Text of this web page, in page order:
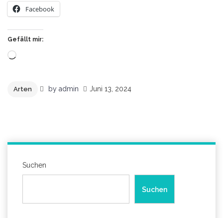
Facebook
Gefällt mir:
Wird
Arten by admin Juni 13, 2024
Suchen
Suchen